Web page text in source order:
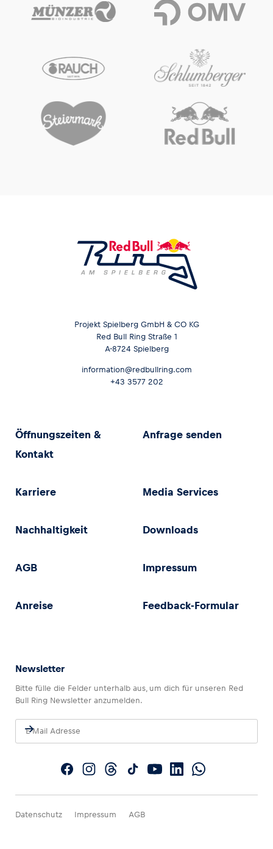
Projekt Spielberg GmbH & CO KG
Red Bull Ring Straße 1
A-8724 Spielberg
information@redbullring.com
+43 3577 202
Öffnungszeiten &
Kontakt
Anfrage senden
Karriere Media Services
Nachhaltigkeit Downloads
AGB Impressum
Anreise Feedback-Formular
Newsletter
Bitte fülle die Felder unterhalb aus, um dich für unseren Red
Bull Ring Newsletter anzumelden.
Datenschutz Impressum AGB